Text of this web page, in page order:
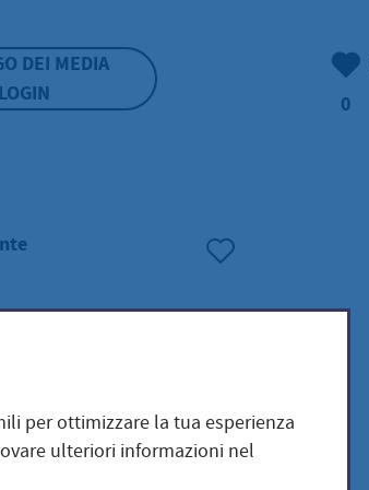
DEI MEDIA
0
per ottimizzare la tua esperienza
ulteriori informazioni nel